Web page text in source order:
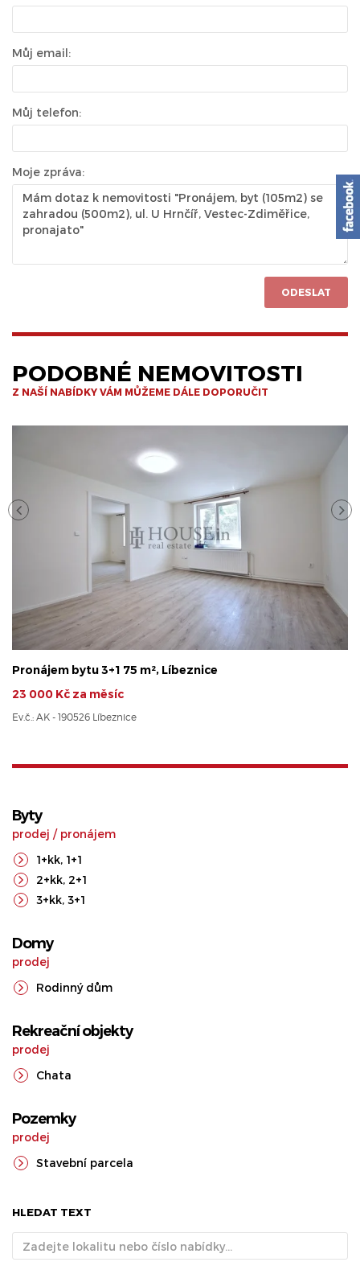
Můj email:
Můj telefon:
Moje zpráva:
ODESLAT
PODOBNÉ NEMOVITOSTI
Z NAŠÍ NABÍDKY VÁM MŮŽEME DÁLE DOPORUČIT
Pronájem bytu 3+1 75 m², Líbeznice
23 000 Kč za měsíc
Ev.č.: AK - 190526 Líbeznice
Byty
prodej / pronájem
1+kk, 1+1
2+kk, 2+1
3+kk, 3+1
Domy
prodej
Rodinný dům
Rekreační objekty
prodej
Chata
Pozemky
prodej
Stavební parcela
HLEDAT TEXT